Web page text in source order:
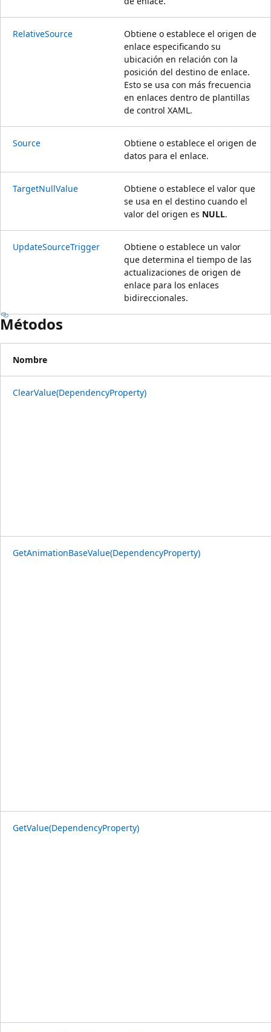
RelativeSource
Obtiene o establece el origen de
enlace especificando su
ubicación en relación con la
posición del destino de enlace.
Esto se usa con más frecuencia
en enlaces dentro de plantillas
de control XAML.
Source
Obtiene o establece el origen de
datos para el enlace.
TargetNullValue
Obtiene o establece el valor que
se usa en el destino cuando el
valor del origen es NULL.
UpdateSourceTrigger
Obtiene o establece un valor
que determina el tiempo de las
actualizaciones de origen de
enlace para los enlaces
bidireccionales.
Métodos
Nombre
ClearValue(DependencyProperty)
GetAnimationBaseValue(DependencyProperty)
GetValue(DependencyProperty)